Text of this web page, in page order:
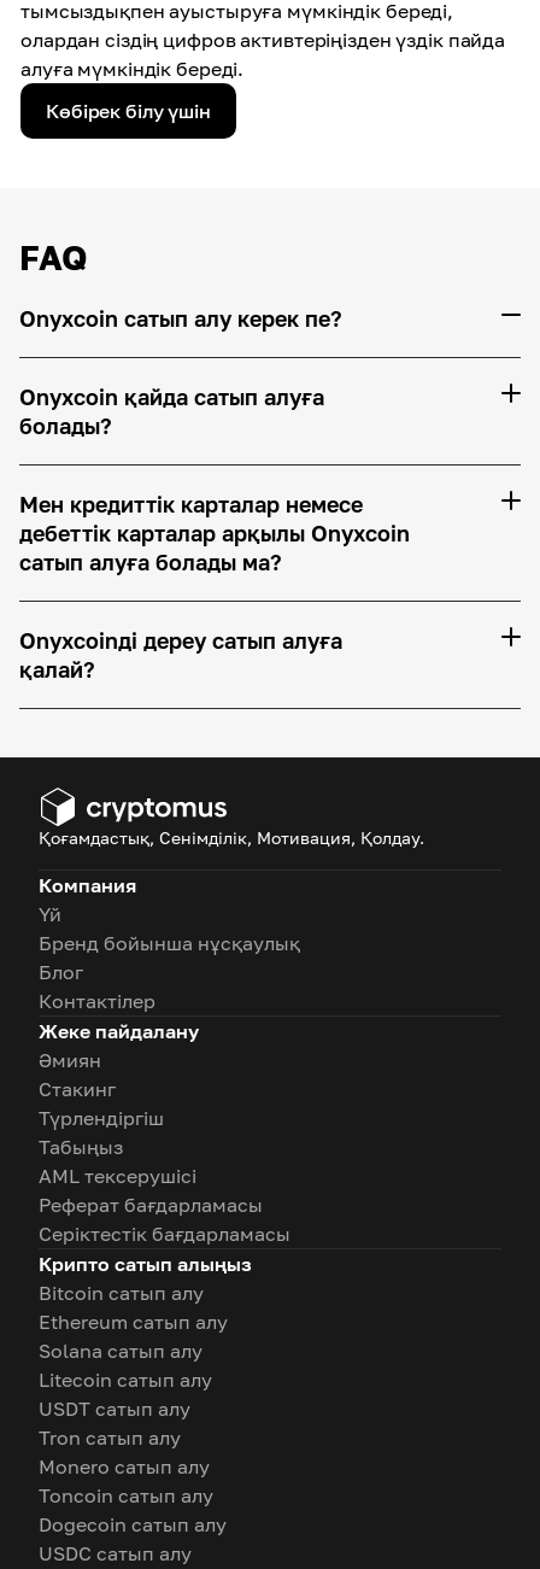
тымсыздықпен ауыстыруға мүмкіндік береді,
олардан сіздің цифров активтеріңізден үздік пайда
алуға мүмкіндік береді.
Көбірек білу үшін
FAQ
Onyxcoin сатып алу керек пе?
Onyxcoin қайда сатып алуға
болады?
Мен кредиттік карталар немесе
дебеттік карталар арқылы Onyxcoin
сатып алуға болады ма?
Onyxcoinді дереу сатып алуға
қалай?
Қоғамдастық, Сенімділік, Мотивация, Қолдау.
Компания
Үй
Бренд бойынша нұсқаулық
Блог
Контактілер
Жеке пайдалану
Әмиян
Стакинг
Түрлендіргіш
Табыңыз
AML тексерушісі
Реферат бағдарламасы
Серіктестік бағдарламасы
Крипто сатып алыңыз
Bitcoin сатып алу
Ethereum сатып алу
Solana сатып алу
Litecoin сатып алу
USDT сатып алу
Tron сатып алу
Monero сатып алу
Toncoin сатып алу
Dogecoin сатып алу
USDC сатып алу